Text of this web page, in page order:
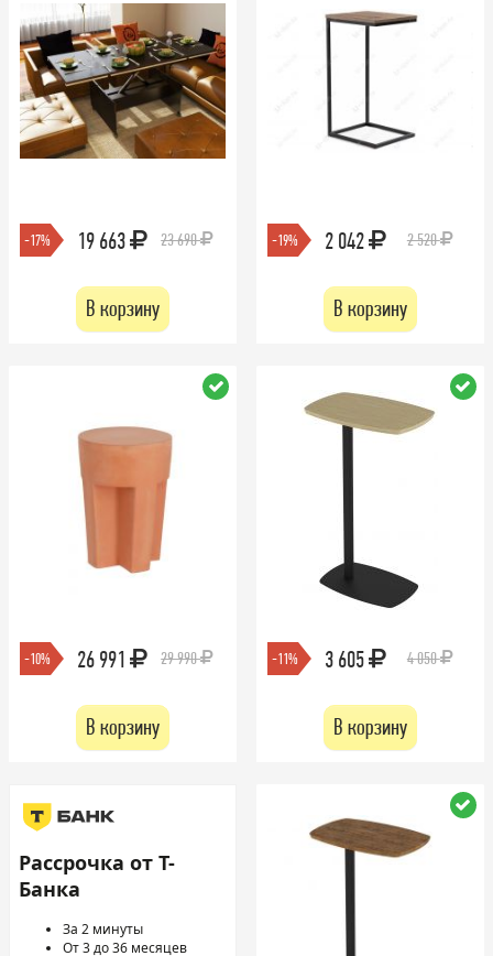
-17% 19 663 23 690
В корзину
-19% 2 042 2 520
В корзину
-10% 26 991 29 990
В корзину
-11% 3 605 4 050
В корзину
Рассрочка от Т-
Банка
За 2 минуты
От 3 до 36 месяцев